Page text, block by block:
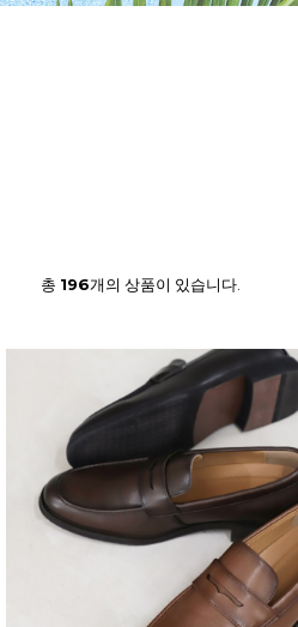
총 196개의 상품이 있습니다.